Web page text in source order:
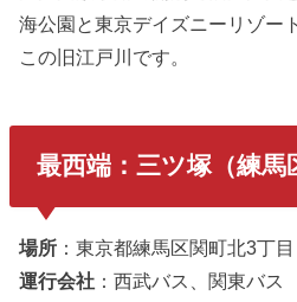
海公園と東京デイズニーリゾー
この旧江戸川です。
最西端：三ツ塚（練馬
場所 ：東京都練馬区関町北3丁目
運行会社 ：西武バス、関東バス